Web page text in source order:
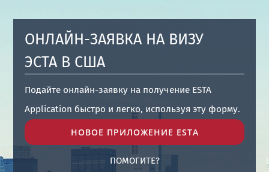
ПРОВЕРИТЬ СТАТУС ESTA
ТУРИСТИЧЕСКАЯ ВИЗА
ПОМОЩЬ
ОНЛАЙН-ЗАЯВКА НА ВИЗУ
ЭСТА В США
Подайте онлайн-заявку на получение ESTA
Application быстро и легко, используя эту форму.
НОВОЕ ПРИЛОЖЕНИЕ ESTA
ПОМОГИТЕ?